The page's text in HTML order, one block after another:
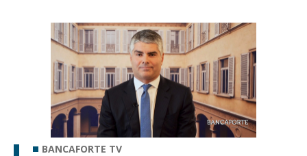
BANCAFORTE TV